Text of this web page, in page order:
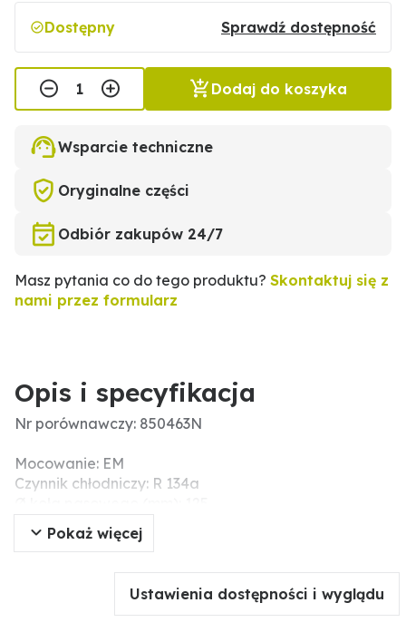
Dostępny Sprawdź dostępność
Dodaj do koszyka
Wsparcie techniczne
Oryginalne części
Odbiór zakupów 24/7
Masz pytania co do tego produktu? Skontaktuj się z
nami przez formularz
Opis i specyfikacja
Nr porównawczy: 850463N
Mocowanie: EM
Czynnik chłodniczy: R 134a
Liczba rowków: 2
Napięcie nominalne (V): 12
Pokaż więcej
Ustawienia dostępności i wyglądu